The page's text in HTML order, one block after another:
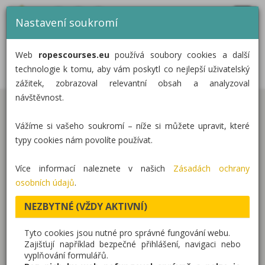
KATEGORIE
KONTAKT
DĚTSKÉ LANOVÉ CENTRUM V
ŽELEZNÉ RUDĚ
lanového centra v Železné Rudě, v lyžařském areálu
Nad nádražím – Belveder. Centrum obsahuje 8
přestupných domečku a 7 lanových překážek
opatřených záchytnými sítěmi a řazených za sebou
do tvaru podkovy. Hřiště se nachází v dojezdu
lyžařského areálu v krásném horském prostředí.
Tato realizace obsahuje naše produkty:
Nastavení soukromí
Web ropescourses.eupoužívá soubory cookies a další
technologie k tomu, aby vám poskytl co nejlepší uživatelský
zážitek, zobrazoval relevantní obsah a analyzoval
návštěvnost.
Vážíme si vašeho soukromí – níže si můžete upravit, které
typy cookies nám povolíte používat.
Více informací naleznete v našich Zásadách ochrany
osobních údajů.
NEZBYTNÉ (VŽDY AKTIVNÍ)
Tyto cookies jsou nutné pro správné fungování webu.
Zajišťují například bezpečné přihlášení, navigaci nebo
vyplňování formulářů.